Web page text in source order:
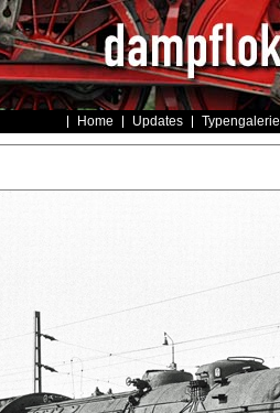
Home Updates Typengalerie